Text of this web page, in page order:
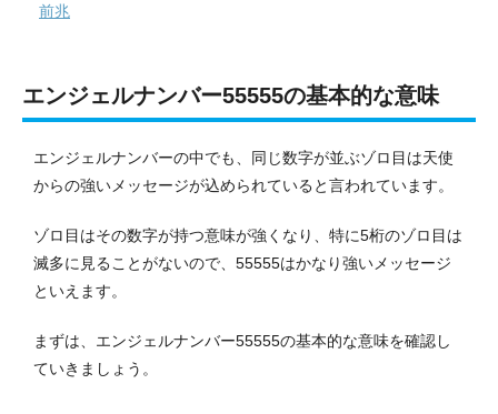
前兆
エンジェルナンバー55555の基本的な意味
エンジェルナンバーの中でも、同じ数字が並ぶゾロ目は天使
からの強いメッセージが込められていると言われています。
ゾロ目はその数字が持つ意味が強くなり、特に5桁のゾロ目は
滅多に見ることがないので、55555はかなり強いメッセージ
といえます。
まずは、エンジェルナンバー55555の基本的な意味を確認し
ていきましょう。